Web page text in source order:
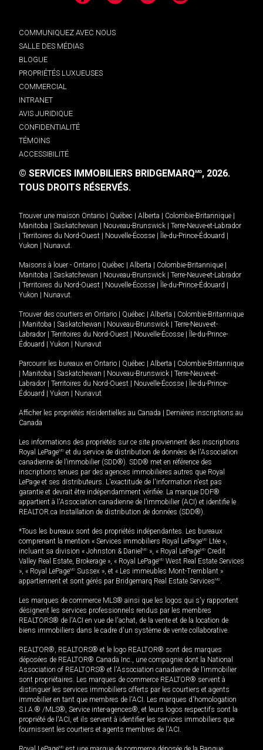
COMMUNIQUEZ AVEC NOUS
SALLE DES MÉDIAS
BLOGUE
PROPRIÉTÉS LUXUEUSES
COMMERCIAL
INTRANET
AVIS JURIDIQUE
CONFIDENTIALITÉ
TÉMOINS
ACCESSIBILITÉ
© SERVICES IMMOBILIERS BRIDGEMARQMD, 2026.
TOUS DROITS RÉSERVÉS.
Trouver une maison Ontario Québec Alberta Colombie-Britannique
Manitoba
Saskatchewan Nouveau-Brunswick
Terre-Neuve-et-Labrador
Territoires du Nord-Ouest Nouvelle-Écosse Île-du-Prince-Édouard
Yukon
Nunavut.
Maisons à louer - Ontario Québec Alberta Colombie-Britannique
Manitoba
Saskatchewan Nouveau-Brunswick
Terre-Neuve-et-Labrador
Territoires du Nord-Ouest Nouvelle-Écosse Île-du-Prince-Édouard
Yukon
Nunavut.
Trouver des courtiers en Ontario Québec Alberta
Colombie-Britannique
Manitoba Saskatchewan Nouveau-Brunswick
Terre-Neuve-et-
Labrador
Territoires du Nord-Ouest Nouvelle-Écosse
Île-du-Prince-
Édouard
Yukon Nunavut
Parcourir les bureaux en Ontario Québec Alberta
Colombie-Britannique
Manitoba Saskatchewan Nouveau-Brunswick
Terre-Neuve-et-
Labrador
Territoires du Nord-Ouest Nouvelle-Écosse
Île-du-Prince-
Édouard
Yukon Nunavut
Afficher les propriétés résidentielles au Canada
Dernières inscriptions au
Canada
Les informations des propriétés sur ce site proviennent des inscriptions
Royal LePageMD et du service de distribution de données de l'Association
canadienne de l’immobilier (SDD®). SDD® met en référence des
inscriptions tenues par des agences immobilières autres que Royal
LePage et ses distributeurs. L'exactitude de l'information n'est pas
garantie et devrait être indépendamment vérifiée. La marque DDF®
appartient à l'Association canadienne de l’immobilier (ACI) et identifie le
REALTOR.ca Installation de distribution de données (SDD®).
*Tous les bureaux sont des propriétés indépendantes. Les bureaux
comprenant la mention « Services immobiliers Royal LePageMD Ltée »,
incluant sa division « Johnston & Daniel MD », « Royal LePageMD Credit
Valley Real Estate, Brokerage », « Royal LePageMD West Real Estate Services
», « Royal LePageMD Sussex », et « Les immeubles Mont-Tremblant »
appartiennent et sont gérés par Bridgemarq Real Estate ServicesMD.
Les marques de commerce MLS® ainsi que les logos qui s'y rapportent
désignent les services professionnels rendus par les membres
REALTORS® de l'ACI en vue de l'achat, de la vente et de la location de
biens immobiliers dans le cadre d'un système de vente collaborative.
REALTOR®, REALTORS® et le logo REALTOR® sont des marques
déposées de REALTOR® Canada Inc., une compagnie dont la National
Association of REALTORS® et l'Association canadienne de l’immobilier
sont propriétaires. Les marques de commerce REALTOR® servent à
distinguer les services immobiliers offerts par les courtiers et agents
immobilier en tant que membres de l'ACI. Les marques d'homologation
S.I.A.® /MLS®, Service inter-agences®, et leurs logos respectifs sont la
propriété de l'ACI, et ils servent à identifier les services immobiliers que
fournissent les courtiers et agents membres de l'ACI.
MD